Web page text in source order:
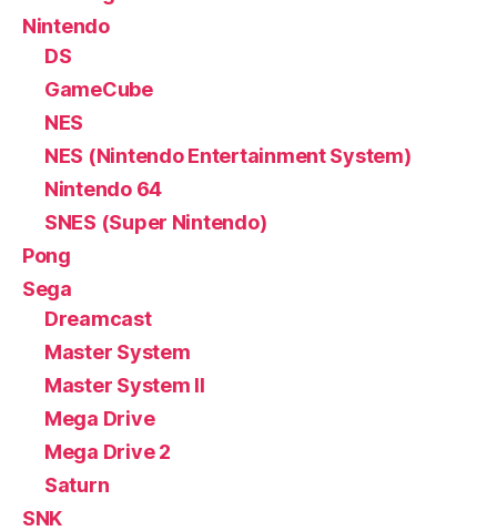
Nintendo
DS
GameCube
NES
NES (Nintendo Entertainment System)
Nintendo 64
SNES (Super Nintendo)
Pong
Sega
Dreamcast
Master System
Master System II
Mega Drive
Mega Drive 2
Saturn
SNK